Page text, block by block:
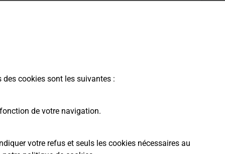
cookies sont les suivantes :
de votre navigation.
votre refus et seuls les cookies nécessaires au